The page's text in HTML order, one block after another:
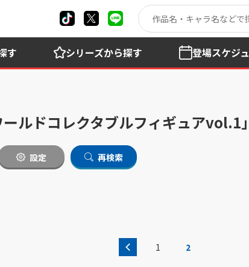
す シリーズから探す 登場スケジ
ールドコレクタブルフィギュア
設定 再検索
1 2